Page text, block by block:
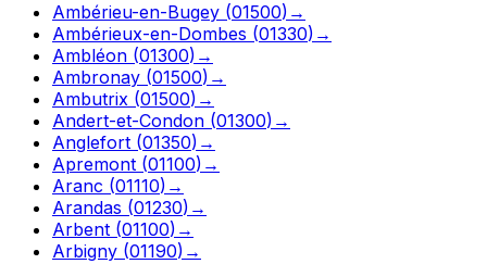
Ambérieu-en-Bugey (01500) →
Ambérieux-en-Dombes (01330) →
Ambléon (01300) →
Ambronay (01500) →
Ambutrix (01500) →
Andert-et-Condon (01300) →
Anglefort (01350) →
Apremont (01100) →
Aranc (01110) →
Arandas (01230) →
Arbent (01100) →
Arbigny (01190) →